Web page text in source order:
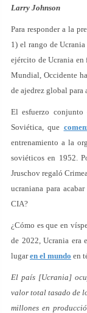
Larry Johnson
Para responder a la
1) el rango de
ejército de Ucrania en
Mundial, Occidente
de ajedrez global para
El esfuerzo
Soviética, que
entrenamiento a la
soviéticos en 1952.
Jruschov regaló
ucraniana para
CIA?
¿Cómo es que en
de 2022, Ucrania era
lugaren el mundo en
El país [Ucrania]
valor total tasado de
millones en